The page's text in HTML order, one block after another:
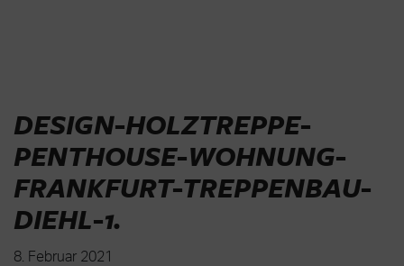
DESIGN-HOLZTREPPE-
PENTHOUSE-WOHNUNG-
FRANKFURT-TREPPENBAU-
DIEHL-1.
8. Februar 2021